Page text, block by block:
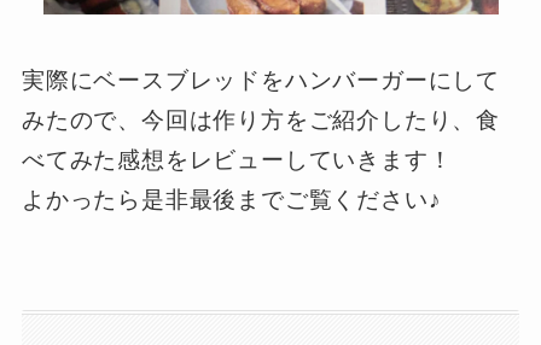
実際にベースブレッドをハンバーガーにして
みたので、今回は作り方をご紹介したり、食
べてみた感想をレビューしていきます！
よかったら是非最後までご覧ください♪